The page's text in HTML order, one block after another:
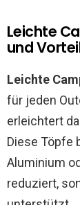
Leichte
und
Leichte
für jeden
erleichtert
Diese Töpfe
Aluminium
reduziert,